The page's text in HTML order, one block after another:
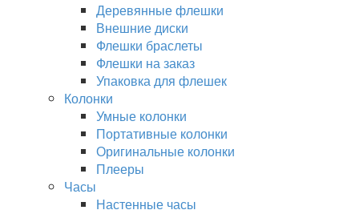
Деревянные флешки
Внешние диски
Флешки браслеты
Флешки на заказ
Упаковка для флешек
Колонки
Умные колонки
Портативные колонки
Оригинальные колонки
Плееры
Часы
Настенные часы